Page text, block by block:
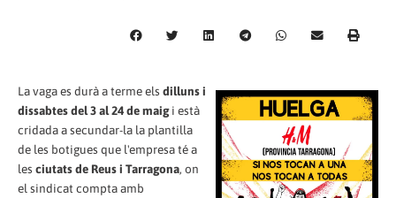
La vaga es durà a terme els dilluns i
dissabtes del 3 al 24 de maigi està
cridada a secundar-la la plantilla
de les botigues que l'empresa té a
les ciutats de Reus i Tarragona, on
el sindicat compta amb